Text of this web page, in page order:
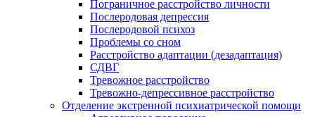
Пограничное расстройство личности
Послеродовая депрессия
Послеродовой психоз
Проблемы со сном
Расстройство адаптации (дезадаптация)
СДВГ
Тревожное расстройство
Тревожно-депрессивное расстройство
Отделение экстренной психиатрической помощи